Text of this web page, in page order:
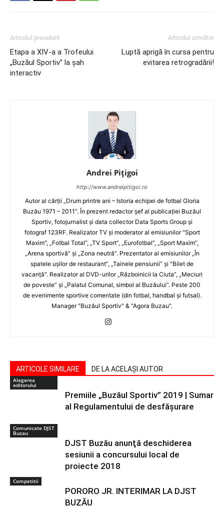
Articolul precedent
Etapa a XIV-a a Trofeului
„Buzăul Sportiv” la şah
interactiv
Articolul următor
Luptă aprigă în cursa pentru
evitarea retrogradării!
Andrei Pițigoi
http://www.andreipitigoi.ro
Autor al cărţii „Drum printre ani – Istoria echipei de fotbal Gloria
Buzău 1971 – 2011”. În prezent redactor şef al publicaţiei Buzăul
Sportiv, fotojurnalist şi data collector Data Sports Group şi
fotograf 123RF. Realizator TV şi moderator al emisiunilor "Sport
Maxim", „Fotbal Total”, „TV Sport”, „Eurofotbal”, „Sport Maxim”,
„Arena sportivă” şi „Zona neutră”. Prezentator al emisiunilor „În
spatele uşilor de restaurant”, „Tainele pensiunii” şi "Bilet de
vacanţă". Realizator al DVD-urilor „Războinicii la Ciuta”, „Meciuri
de poveste” şi „Palatul Comunal, simbol al Buzăului”. Peste 200
de evenimente sportive comentate (din fotbal, handbal şi futsal).
Manager "Buzăul Sportiv" & "Agora Buzau".
ARTICOLE SIMILARE DE LA ACELAȘI AUTOR
Alegerea
editorului
Premiile „Buzăul Sportiv” 2019 | Sumar
al Regulamentului de desfășurare
Comunicate DJST
Buzau
DJST Buzău anunţă deschiderea
sesiunii a concursului local de
proiecte 2018
Competitii
PORORO JR. INTERIMAR LA DJST
BUZĂU